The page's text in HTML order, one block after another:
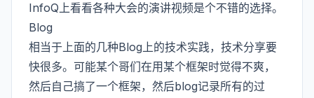
InfoQ上看看各种大会的演讲视频是个不错的选择。
Blog
相当于上面的几种Blog上的技术实践，技术分享要
快很多。可能某个哥们在用某个框架时觉得不爽，
然后自己搞了一个框架，然后blog记录所有的过